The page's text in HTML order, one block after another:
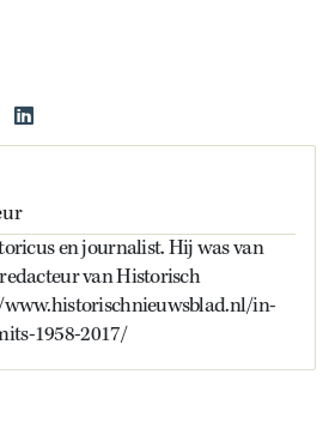
en journalist. Hij was van
van Historisch
in-
1958-2017/